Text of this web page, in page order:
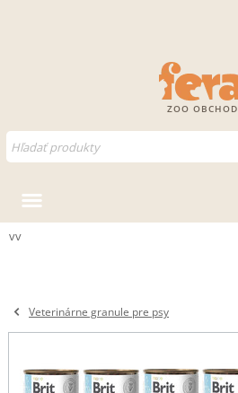
ZOO OBCHOD
vv
Veterinárne granule pre psy